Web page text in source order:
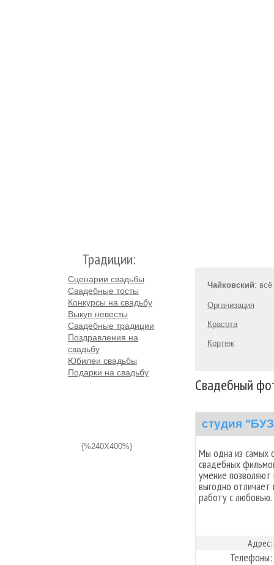
Традиции:
Сценарии свадьбы
Свадебные тосты
Конкурсы на свадьбу
Выкуп невесты
Свадебные традиции
Поздравления на
свадьбу
Юбилеи свадьбы
Подарки на свадьбу
{%240X400%}
Чайковский:
Организация
Красота
Кортеж
Свадебный
студия
Мы одна из самых
свадебных
умение позволяют
выгодно
работу с любовью.
Адрес:
Телефоны: